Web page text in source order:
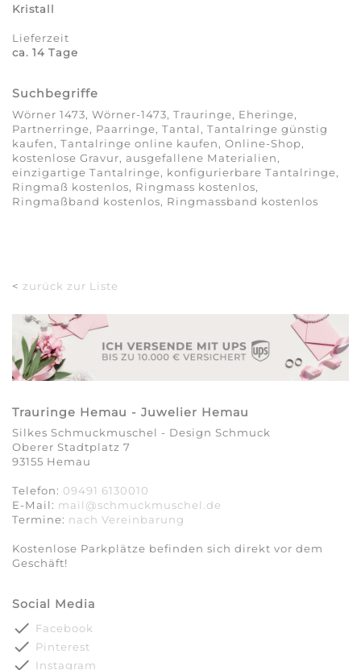
Kristall
Lieferzeit
ca. 14 Tage
Suchbegriffe
Wörner 1473, Wörner-1473, Trauringe, Eheringe,
Partnerringe, Paarringe, Tantal, Tantalringe günstig
kaufen, Tantalringe online kaufen, Online-Shop,
kostenlose Gravur, ausgefallene Materialien,
einzigartige Tantalringe, konfigurierbare Tantalringe,
Ringmaß kostenlos, Ringmass kostenlos,
Ringmaßband kostenlos, Ringmassband kostenlos
< zurück zur Liste
Trauringe Hemau - Juwelier Hemau
Silkes Schmuckmuschel - Design Schmuck
Oberer Stadtplatz 7
93155 Hemau
Telefon: 09491 6130010
E-Mail: mail@schmuckmuschel.de
Termine: nach Vereinbarung​​​​​​​
Kostenlose Parkplätze befinden sich direkt vor dem
Geschäft!
Social Media
done Facebook
done Pinterest
done Instagram